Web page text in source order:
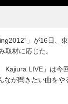
」が16日、
取材に応じた。
LIVE」は今
なが聞きたい曲を